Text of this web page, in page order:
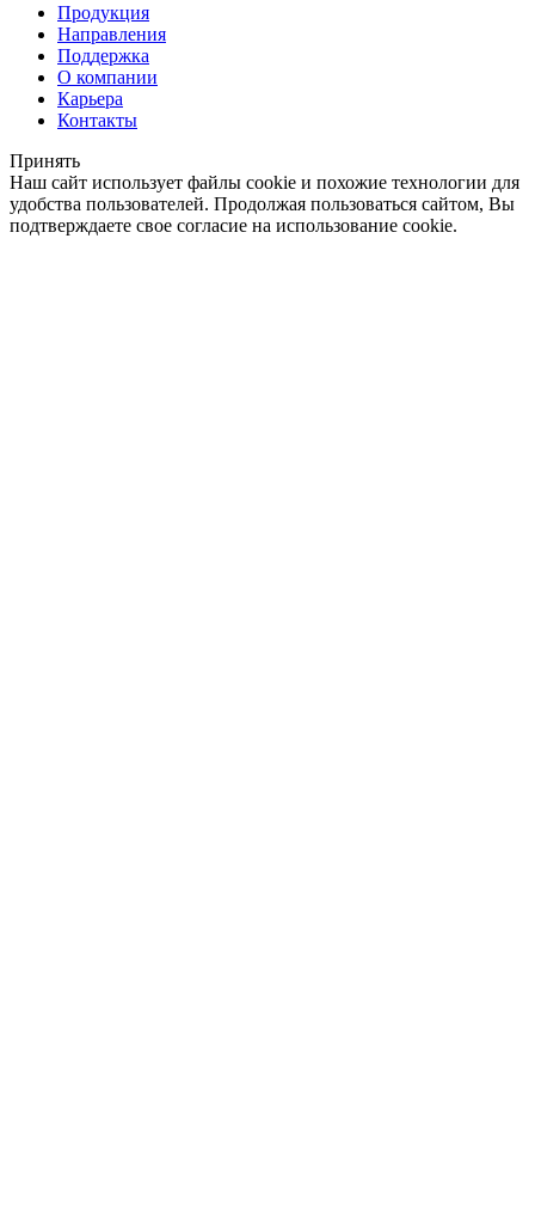
Продукция
Направления
Поддержка
О компании
Карьера
Контакты
Принять
Наш сайт использует файлы cookie и похожие технологии для
удобства пользователей. Продолжая пользоваться сайтом, Вы
подтверждаете свое согласие на использование cookie.